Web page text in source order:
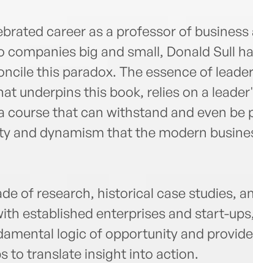
career as a professor of business
companies big and small, Donald Sull
this paradox. The essence of
underpins this book, relies on a
course that can withstand and even be
and dynamism that the modern
of research, historical case studies,
established enterprises and start-
logic of opportunity and
to translate insight into action.